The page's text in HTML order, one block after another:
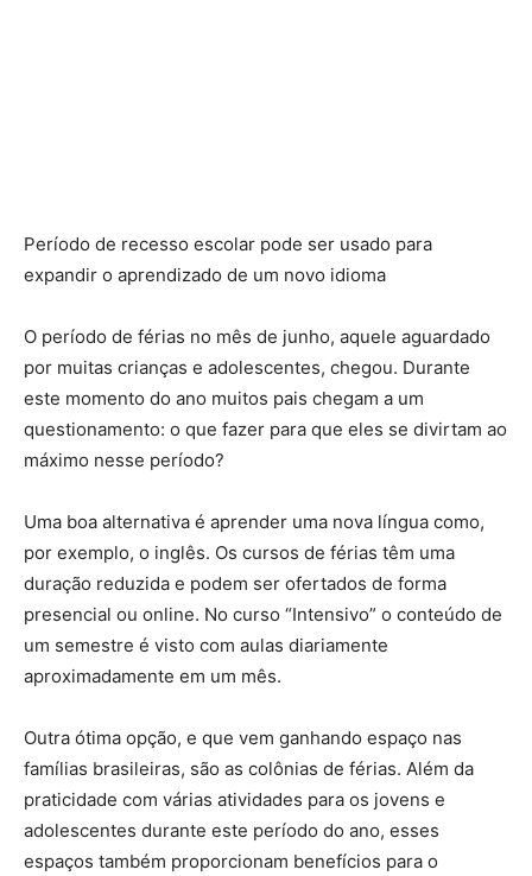
Período de recesso escolar pode ser usado para
expandir o aprendizado de um novo idioma
O período de férias no mês de junho, aquele aguardado
por muitas crianças e adolescentes, chegou. Durante
este momento do ano muitos pais chegam a um
questionamento: o que fazer para que eles se divirtam ao
máximo nesse período?
Uma boa alternativa é aprender uma nova língua como,
por exemplo, o inglês. Os cursos de férias têm uma
duração reduzida e podem ser ofertados de forma
presencial ou online. No curso “Intensivo” o conteúdo de
um semestre é visto com aulas diariamente
aproximadamente em um mês.
Outra ótima opção, e que vem ganhando espaço nas
famílias brasileiras, são as colônias de férias. Além da
praticidade com várias atividades para os jovens e
adolescentes durante este período do ano, esses
espaços também proporcionam benefícios para o